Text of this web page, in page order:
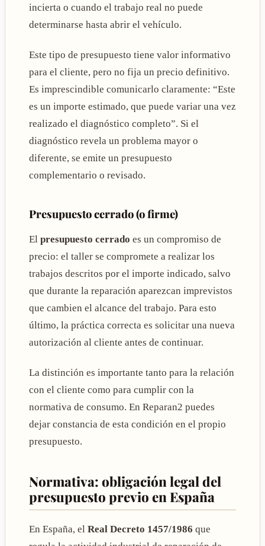
incierta o cuando el trabajo real no puede
determinarse hasta abrir el vehículo.
Este tipo de presupuesto tiene valor informativo
para el cliente, pero no fija un precio definitivo.
Es imprescindible comunicarlo claramente: “Este
es un importe estimado, que puede variar una vez
realizado el diagnóstico completo”. Si el
diagnóstico revela un problema mayor o
diferente, se emite un presupuesto
complementario o revisado.
Presupuesto cerrado (o firme)
El presupuesto cerrado es un compromiso de
precio: el taller se compromete a realizar los
trabajos descritos por el importe indicado, salvo
que durante la reparación aparezcan imprevistos
que cambien el alcance del trabajo. Para esto
último, la práctica correcta es solicitar una nueva
autorización al cliente antes de continuar.
La distinción es importante tanto para la relación
con el cliente como para cumplir con la
normativa de consumo. En Reparan2 puedes
dejar constancia de esta condición en el propio
presupuesto.
Normativa: obligación legal del
presupuesto previo en España
En España, el Real Decreto 1457/1986 que